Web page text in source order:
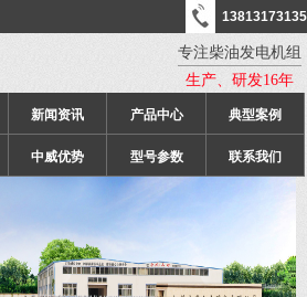
13813173135
专注柴油发电机组
生产、研发16年
新闻资讯 产品中心 典型案例
中威优势 型号参数 联系我们